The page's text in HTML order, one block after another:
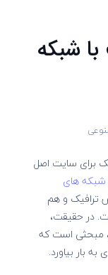
شبکه
برای سایت اصل
شبکه های
ترافیک و هم
در حقیقت،
مبحثی است که
بار بیاورد.